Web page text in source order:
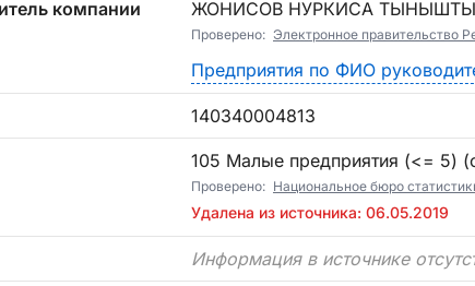
компании ЖОНИСОВ НУРКИСА
Проверено: Электронное правительство
Предприятия по ФИО
140340004813
105 Малые предприятия (<= 5)
Проверено: Национальное бюро
Удалена из источника: 06.05.2019
Информация в источнике